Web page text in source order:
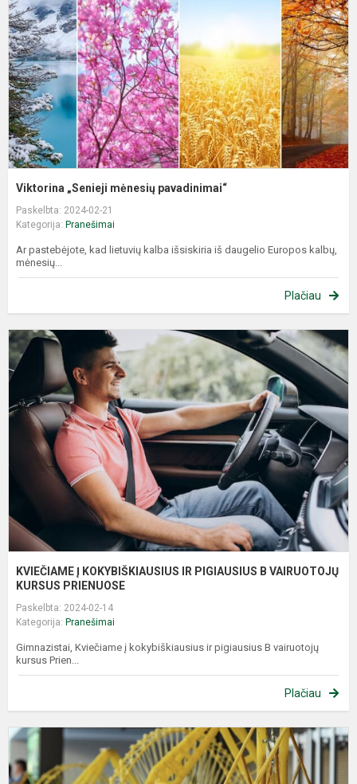
Viktorina „Senieji mėnesių pavadinimai“
Paskelbta: 2024-02-21
Kategorija: Pranešimai
Ar pastebėjote, kad lietuvių kalba išsiskiria iš daugelio Europos kalbų,
mėnesių...
Plačiau
KVIEČIAME Į KOKYBIŠKIAUSIUS IR PIGIAUSIUS B VAIRUOTOJŲ
KURSUS PRIENUOSE
Paskelbta: 2024-02-14
Kategorija: Pranešimai
Gimnazistai, Kviečiame į kokybiškiausius ir pigiausius B vairuotojų
kursus Prien...
Plačiau